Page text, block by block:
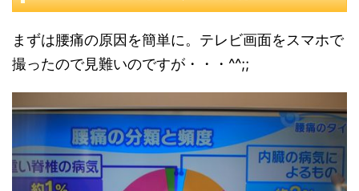
まずは腰痛の原因を簡単に。テレビ画面をスマホで
撮ったので見難いのですが・・・^^;;